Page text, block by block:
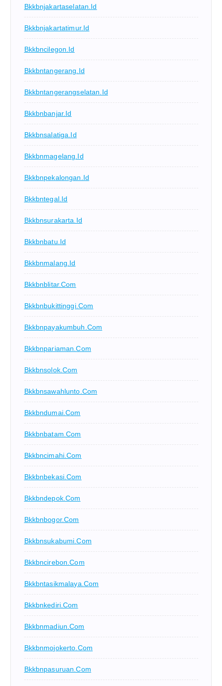
Bkkbnjakartaselatan.id
Bkkbnjakartatimur.id
Bkkbncilegon.id
Bkkbntangerang.id
Bkkbntangerangselatan.id
Bkkbnbanjar.id
Bkkbnsalatiga.id
Bkkbnmagelang.id
Bkkbnpekalongan.id
Bkkbntegal.id
Bkkbnsurakarta.id
Bkkbnbatu.id
Bkkbnmalang.id
Bkkbnblitar.com
Bkkbnbukittinggi.com
Bkkbnpayakumbuh.com
Bkkbnpariaman.com
Bkkbnsolok.com
Bkkbnsawahlunto.com
Bkkbndumai.com
Bkkbnbatam.com
Bkkbncimahi.com
Bkkbnbekasi.com
Bkkbndepok.com
Bkkbnbogor.com
Bkkbnsukabumi.com
Bkkbncirebon.com
Bkkbntasikmalaya.com
Bkkbnkediri.com
Bkkbnmadiun.com
Bkkbnmojokerto.com
Bkkbnpasuruan.com